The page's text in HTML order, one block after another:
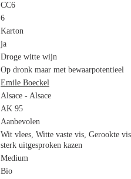
CC6
6
Karton
ja
Droge witte wijn
Op dronk maar met bewaarpotentieel
Emile Boeckel
Alsace - Alsace
AK 95
Aanbevolen
Wit vlees, Witte vaste vis, Gerookte
sterk uitgesproken kazen
Medium
Bio